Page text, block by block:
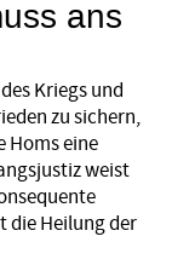
ans
Kriegs und
zu sichern,
Homs eine
weist
die Heilung der